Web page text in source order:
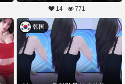
14 771
韩国